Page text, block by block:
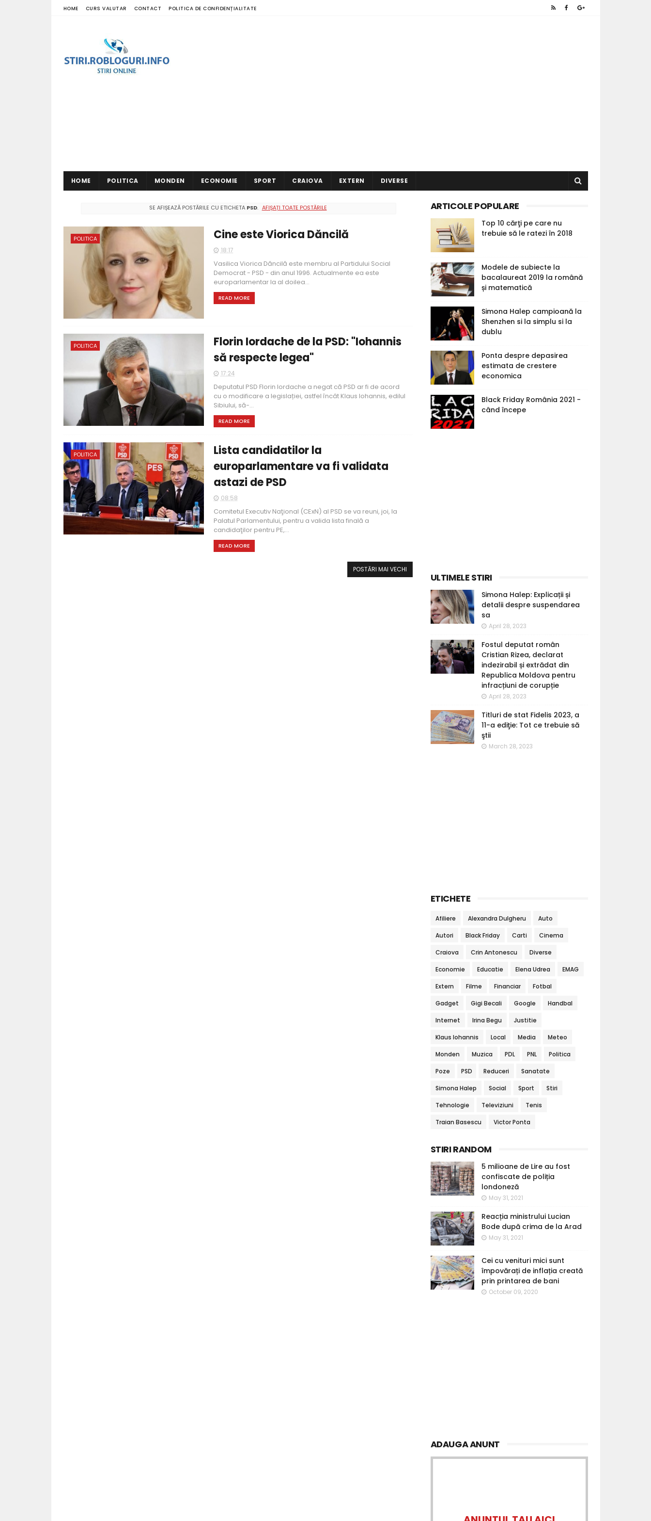
HOME CURS VALUTAR CONTACT POLITICA DE CONFIDENȚIALITATE
HOME POLITICA MONDEN ECONOMIE SPORT CRAIOVA EXTERN DIVERSE
SE AFIȘEAZĂ POSTĂRILE CU ETICHETA PSD. AFIȘAȚI TOATE POSTĂRILE
POLITICA Cine este Viorica Dăncilă
18:17
Vasilica Viorica Dăncilă este membru al Partidului Social
Democrat - PSD - din anul 1996. Actualmente ea este
europarlamentar la al doilea...
READ MORE
POLITICA
Florin Iordache de la PSD: "Iohannis
să respecte legea"
17:24
Deputatul PSD Florin Iordache a negat că PSD ar fi de acord
cu o modificare a legislației, astfel încât Klaus Iohannis, edilul
Sibiului, să-...
READ MORE
POLITICA
Lista candidatilor la
europarlamentare va fi validata
astazi de PSD
08:58
Comitetul Executiv Naţional (CExN) al PSD se va reuni, joi, la
Palatul Parlamentului, pentru a valida lista finală a
candidaţilor pentru PE,...
READ MORE
POSTĂRI MAI VECHI
ARTICOLE POPULARE
Top 10 cărţi pe care nu
trebuie să le ratezi în 2018
Modele de subiecte la
bacalaureat 2019 la română
și matematică
Simona Halep campioană la
Shenzhen si la simplu si la
dublu
Ponta despre depasirea
estimata de crestere
economica
Black Friday România 2021 -
când începe
ULTIMELE STIRI
Simona Halep: Explicații și
detalii despre suspendarea
sa
April 28, 2023
Fostul deputat român
Cristian Rizea, declarat
indezirabil și extrădat din
Republica Moldova pentru
infracțiuni de corupție
April 28, 2023
Titluri de stat Fidelis 2023, a
11-a ediţie: Tot ce trebuie să
ştii
March 28, 2023
ETICHETE
Afiliere Alexandra Dulgheru Auto
Autori Black Friday Carti Cinema
Craiova Crin Antonescu Diverse
Economie Educatie Elena Udrea EMAG
Extern Filme Financiar Fotbal
Gadget Gigi Becali Google Handbal
Internet Irina Begu Justitie
Klaus Iohannis Local Media Meteo
Monden Muzica PDL PNL Politica
Poze PSD Reduceri Sanatate
Simona Halep Social Sport Stiri
Tehnologie Televiziuni Tenis
Traian Basescu Victor Ponta
STIRI RANDOM
5 milioane de Lire au fost
confiscate de poliția
londoneză
May 31, 2021
Reacția ministrului Lucian
Bode după crima de la Arad
May 31, 2021
Cei cu venituri mici sunt
împovărați de inflația creată
prin printarea de bani
October 09, 2020
ADAUGA ANUNT